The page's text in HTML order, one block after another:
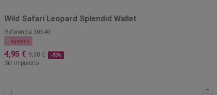
Wild Safari Leopard Splendid Wallet
Referencia 30640
 Agotado
4,95 € 9,90 € -50%
Sin impuesto